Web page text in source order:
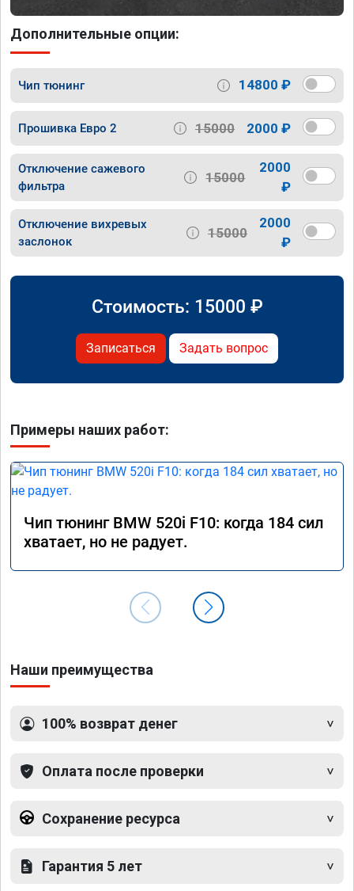
Дополнительные опции:
Чип тюнинг 14800 ₽
Прошивка Евро 2 15000 2000 ₽
Отключение сажевого
фильтра
15000
2000
₽
Отключение вихревых
заслонок
15000
2000
₽
Стоимость: 15000 ₽
Записаться Задать вопрос
Примеры наших работ:
Чип тюнинг BMW 520i F10: когда 184 сил
хватает, но не радует.
Наши преимущества
100% возврат денег
Оплата после проверки
Сохранение ресурса
Гарантия 5 лет